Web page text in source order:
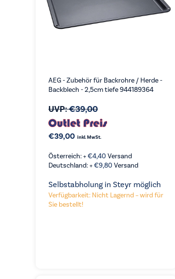
KAUFEN
VERGLEICHEN
AEG - Zubehör für Backrohre / Herde -
Backblech - 2,5cm tiefe 944189364
UVP:€39,00
€39,00 inkl. MwSt.
Österreich: +€4,40 Versand
Deutschland: +€9,80 Versand
Selbstabholung in Steyr möglich
Verfügbarkeit: Nicht Lagernd – wird für
Sie bestellt!